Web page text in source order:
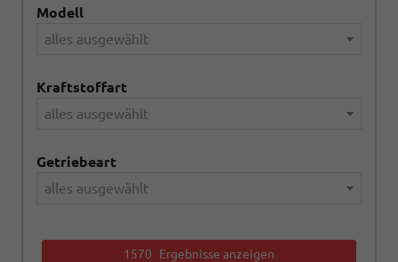
Modell
alles ausgewählt
Kraftstoffart
alles ausgewählt
Getriebeart
alles ausgewählt
1570 Ergebnisse anzeigen